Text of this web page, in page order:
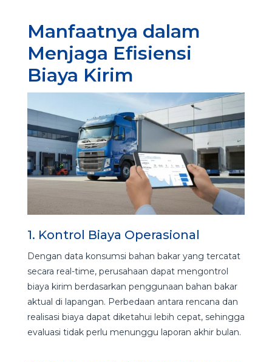
Manfaatnya dalam
Menjaga Efisiensi
Biaya Kirim
1. Kontrol Biaya Operasional
Dengan data konsumsi bahan bakar yang tercatat
secara real-time, perusahaan dapat mengontrol
biaya kirim berdasarkan penggunaan bahan bakar
aktual di lapangan. Perbedaan antara rencana dan
realisasi biaya dapat diketahui lebih cepat, sehingga
evaluasi tidak perlu menunggu laporan akhir bulan.